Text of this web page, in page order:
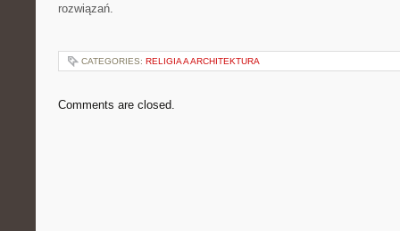
rozwiązań.
CATEGORIES: RELIGIA A ARCHITEKTURA
Comments are closed.